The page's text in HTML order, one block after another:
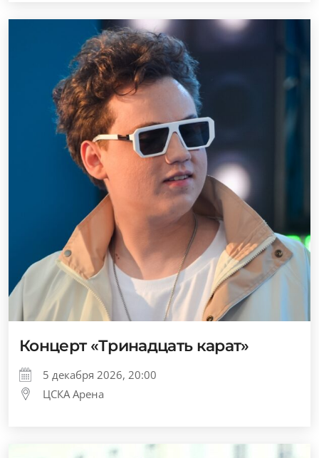
Концерт «Тринадцать карат»
5 декабря 2026, 20:00
ЦСКА Арена